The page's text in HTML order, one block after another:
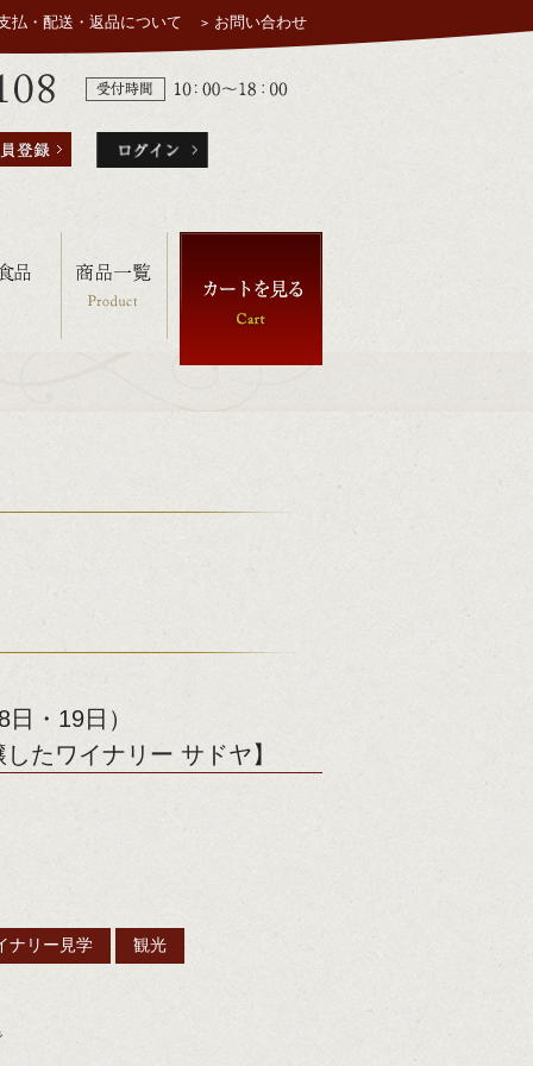
払・配送・返品について お問い合わせ
・19日）
たワイナリー サドヤ】
ナリー見学 観光